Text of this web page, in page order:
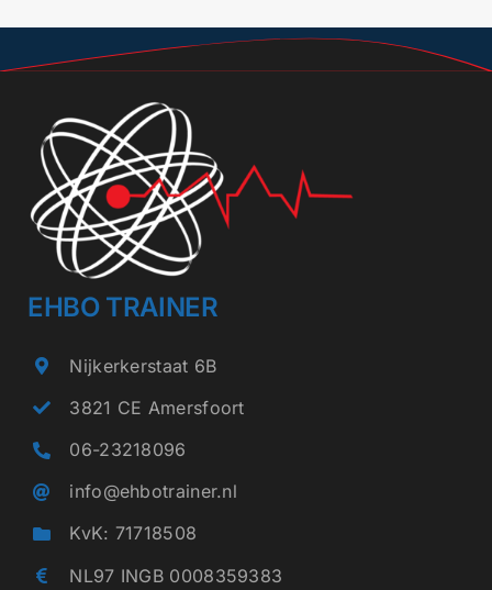
meerdere
variaties.
Deze
optie
kan
gekozen
worden
op
productpagina
EHBO TRAINER
Nijkerkerstaat 6B
3821 CE Amersfoort
06-23218096
info@ehbotrainer.nl
KvK: 71718508
NL97 INGB 0008359383